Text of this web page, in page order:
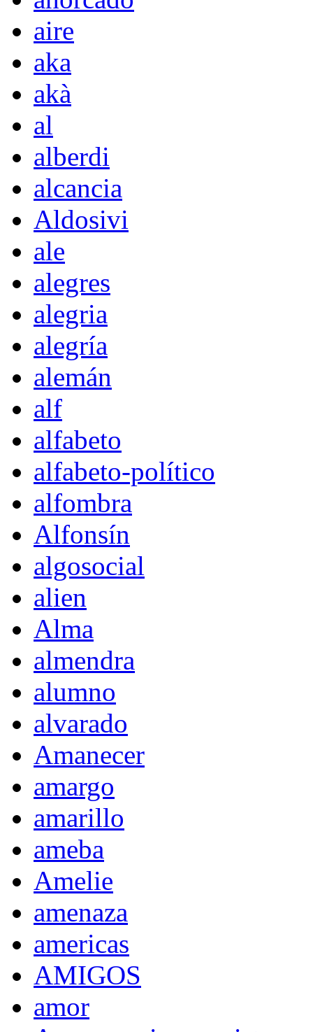
aire
aka
akà
al
alberdi
alcancia
Aldosivi
ale
alegres
alegria
alegría
alemán
alf
alfabeto
alfabeto-político
alfombra
Alfonsín
algosocial
alien
Alma
almendra
alumno
alvarado
Amanecer
amargo
amarillo
ameba
Amelie
amenaza
americas
AMIGOS
amor